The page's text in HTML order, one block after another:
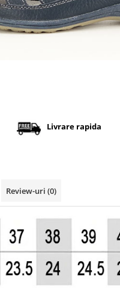
Livrare rapida
Review-uri (0)